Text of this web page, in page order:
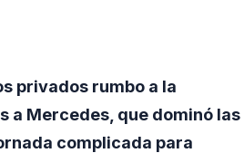
privados rumbo a la
a Mercedes, que dominó las
complicada para